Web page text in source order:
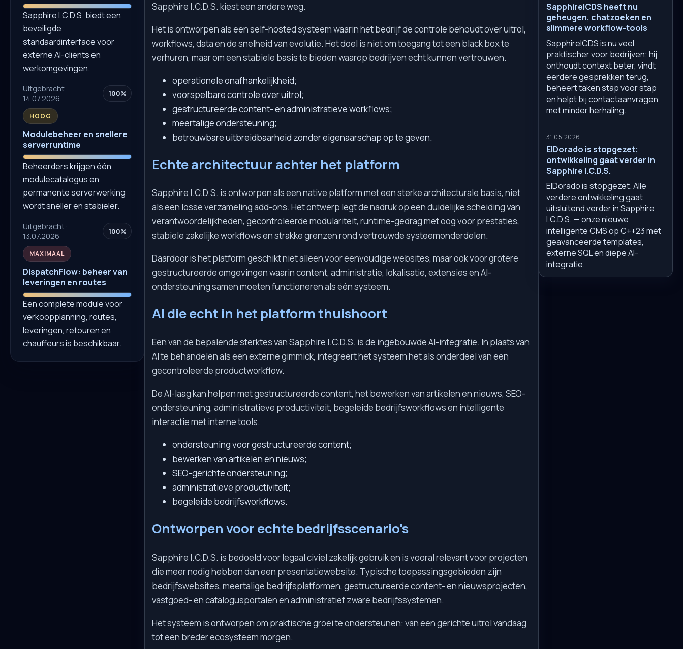
Sapphire I.C.D.S. biedt een
beveiligde
standaardinterface voor
externe AI-clients en
werkomgevingen.
Uitgebracht ·
14.07.2026
100%
HOOG
Modulebeheer en snellere
serverruntime
Beheerders krijgen één
modulecatalogus en
permanente serverwerking
wordt sneller en stabieler.
Uitgebracht ·
13.07.2026
100%
MAXIMAAL
DispatchFlow: beheer van
leveringen en routes
Een complete module voor
verkoopplanning, routes,
leveringen, retouren en
chauffeurs is beschikbaar.
Sapphire I.C.D.S. kiest een andere weg.
Het is ontworpen als een self-hosted systeem waarin het bedrijf de controle behoudt over uitrol,
workflows, data en de snelheid van evolutie. Het doel is niet om toegang tot een black box te
verhuren, maar om een stabiele basis te bieden waarop bedrijven echt kunnen vertrouwen.
operationele onafhankelijkheid;
voorspelbare controle over uitrol;
gestructureerde content- en administratieve workflows;
meertalige ondersteuning;
betrouwbare uitbreidbaarheid zonder eigenaarschap op te geven.
Echte architectuur achter het platform
Sapphire I.C.D.S. is ontworpen als een native platform met een sterke architecturale basis, niet
als een losse verzameling add-ons. Het ontwerp legt de nadruk op een duidelijke scheiding van
verantwoordelijkheden, gecontroleerde modulariteit, runtime-gedrag met oog voor prestaties,
stabiele zakelijke workflows en strakke grenzen rond vertrouwde systeemonderdelen.
Daardoor is het platform geschikt niet alleen voor eenvoudige websites, maar ook voor grotere
gestructureerde omgevingen waarin content, administratie, lokalisatie, extensies en AI-
ondersteuning samen moeten functioneren als één systeem.
AI die echt in het platform thuishoort
Een van de bepalende sterktes van Sapphire I.C.D.S. is de ingebouwde AI-integratie. In plaats van
AI te behandelen als een externe gimmick, integreert het systeem het als onderdeel van een
gecontroleerde productworkflow.
De AI-laag kan helpen met gestructureerde content, het bewerken van artikelen en nieuws, SEO-
ondersteuning, administratieve productiviteit, begeleide bedrijfsworkflows en intelligente
interactie met interne tools.
ondersteuning voor gestructureerde content;
bewerken van artikelen en nieuws;
SEO-gerichte ondersteuning;
administratieve productiviteit;
begeleide bedrijfsworkflows.
Ontworpen voor echte bedrijfsscenario's
Sapphire I.C.D.S. is bedoeld voor legaal civiel zakelijk gebruik en is vooral relevant voor projecten
die meer nodig hebben dan een presentatiewebsite. Typische toepassingsgebieden zijn
bedrijfswebsites, meertalige bedrijfsplatformen, gestructureerde content- en nieuwsprojecten,
vastgoed- en catalogusportalen en administratief zware bedrijfssystemen.
Het systeem is ontworpen om praktische groei te ondersteunen: van een gerichte uitrol vandaag
tot een breder ecosysteem morgen.
SapphireICDS heeft nu
geheugen, chatzoeken en
slimmere workflow-tools
SapphireICDS is nu veel
praktischer voor bedrijven: hij
onthoudt context beter, vindt
eerdere gesprekken terug,
beheert taken stap voor stap
en helpt bij contactaanvragen
met minder herhaling.
31.05.2026
ElDorado is stopgezet;
ontwikkeling gaat verder in
Sapphire I.C.D.S.
ElDorado is stopgezet. Alle
verdere ontwikkeling gaat
uitsluitend verder in Sapphire
I.C.D.S. — onze nieuwe
intelligente CMS op C++23 met
geavanceerde templates,
externe SQL en diepe AI-
integratie.